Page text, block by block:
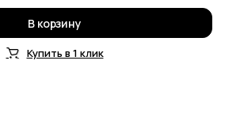
В корзину
Купить в 1 клик